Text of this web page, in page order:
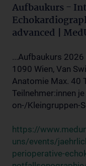
Aufbaukurs -
advanced |
...Aufbaukurs
1090 Wien, Van
Anatomie Max. 40
Teilnehmer:innen
on-/Kleingruppen-
https://
uns/events/
perioperative-